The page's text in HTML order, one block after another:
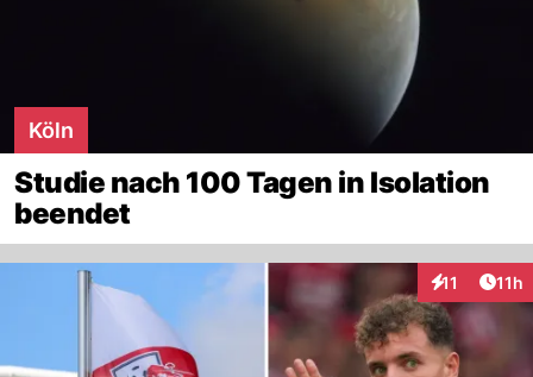
Köln
Studie nach 100 Tagen in Isolation
beendet
11
Interaktionen
11h